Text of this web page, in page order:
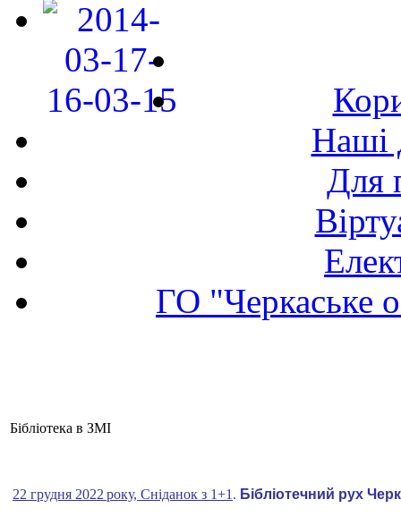
Наші
Для
ГО "Черкаське
Бібліотека в ЗМІ
22 грудня 2022 року, Сніданок з 1+1. Бібліотечний рух